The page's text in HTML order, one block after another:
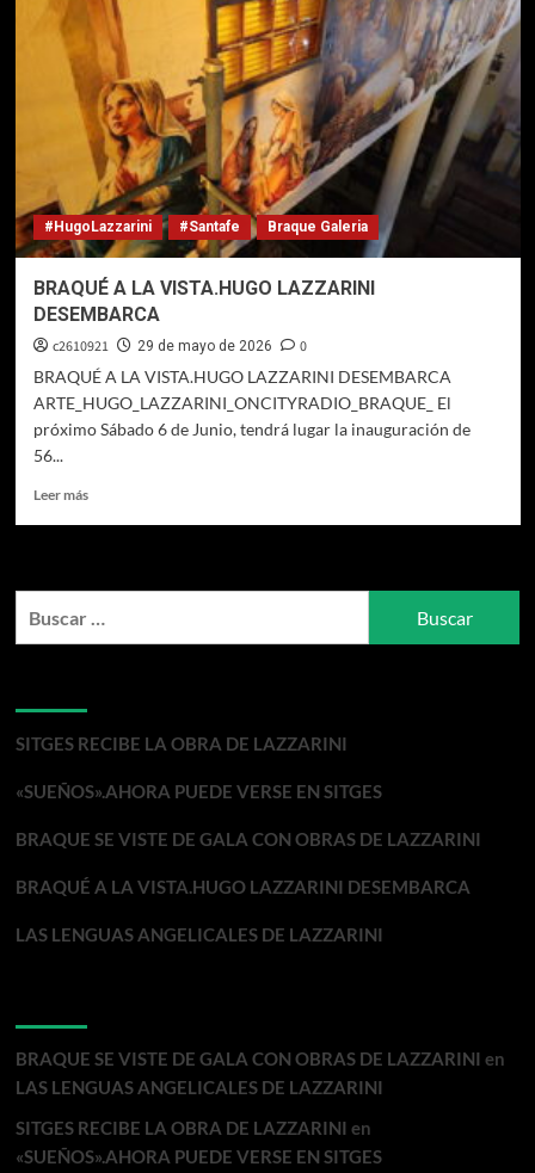
#HugoLazzarini #Santafe Braque Galeria
BRAQUÉ A LA VISTA.HUGO LAZZARINI
DESEMBARCA
c2610921 29 de mayo de 2026
0
BRAQUÉ A LA VISTA.HUGO LAZZARINI DESEMBARCA
ARTE_HUGO_LAZZARINI_ONCITYRADIO_BRAQUE_ El
próximo Sábado 6 de Junio, tendrá lugar la inauguración de
56...
Leer másLeer
VISTA.HUGO
LAZZARINI
SITGES RECIBE LA OBRA DE LAZZARINI
«SUEÑOS».AHORA PUEDE VERSE EN SITGES
BRAQUE SE VISTE DE GALA CON OBRAS DE LAZZARINI
BRAQUÉ A LA VISTA.HUGO LAZZARINI DESEMBARCA
LAS LENGUAS ANGELICALES DE LAZZARINI
BRAQUE SE VISTE DE GALA CON OBRAS DE LAZZARINI en
LAS LENGUAS ANGELICALES DE LAZZARINI
SITGES RECIBE LA OBRA DE LAZZARINI en
«SUEÑOS».AHORA PUEDE VERSE EN SITGES